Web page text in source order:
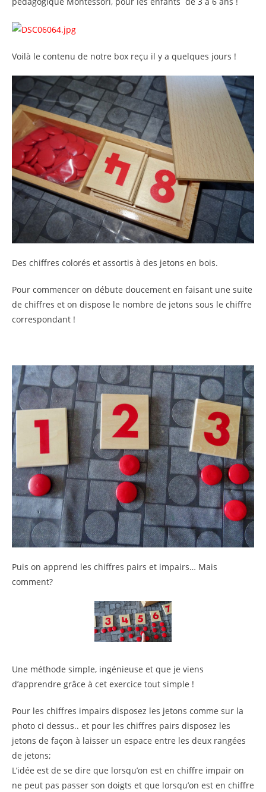
Voilà le contenu de notre box reçu il y a quelques jours !
Des chiffres colorés et assortis à des jetons en bois.
Pour commencer on débute doucement en faisant une suite
de chiffres et on dispose le nombre de jetons sous le chiffre
correspondant !
Puis on apprend les chiffres pairs et impairs… Mais
comment?
Une méthode simple, ingénieuse et que je viens
d’apprendre grâce à cet exercice tout simple !
Pour les chiffres impairs disposez les jetons comme sur la
photo ci dessus.. et pour les chiffres pairs disposez les
jetons de façon à laisser un espace entre les deux rangées
de jetons;
L’idée est de se dire que lorsqu’on est en chiffre impair on
ne peut pas passer son doigts et que lorsqu’on est en chiffre